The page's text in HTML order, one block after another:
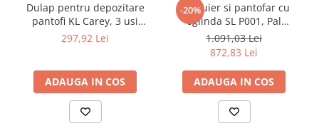
Dulap pentru depozitare
pantofi KL Carey, 3 usi
rabatabile, 6 rafturi, Pal
297,92 Lei
ADAUGA IN COS
-20%
Set cuier si pantofar cu
oglinda SL P001, Pal
Melaminat, 6 agatatori,
banca, spatiu depozitare,
alb
1.091,03 Lei
872,83 Lei
ADAUGA IN COS